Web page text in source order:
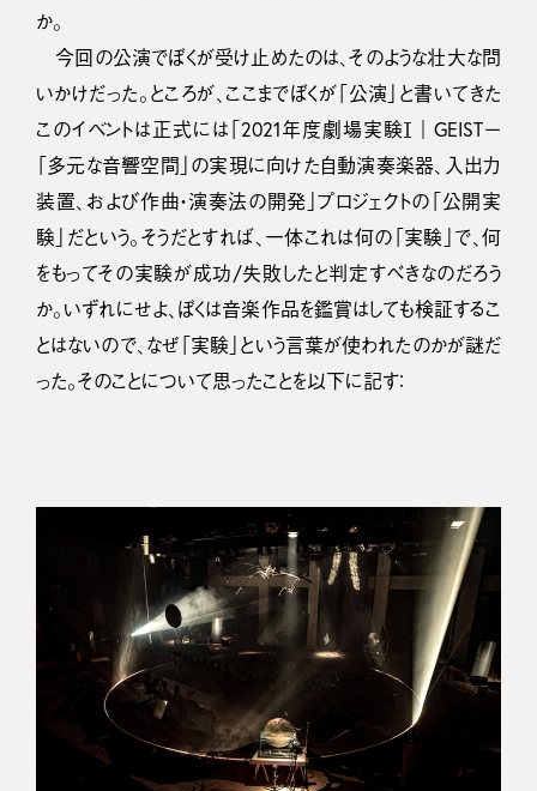
か。
今回の公演でぼくが受け止めたのは、そのような壮大な問
いかけだった。ところが、ここまでぼくが「公演」と書いてきた
このイベントは正式には「2021年度劇場実験Ⅰ｜GEISTー
「多元な音響空間」の実現に向けた自動演奏楽器、入出力
装置、および作曲・演奏法の開発」プロジェクトの「公開実
験」だという。そうだとすれば、一体これは何の「実験」で、何
をもってその実験が成功/失敗したと判定すべきなのだろう
か。いずれにせよ、ぼくは音楽作品を鑑賞はしても検証するこ
とはないので、なぜ「実験」という言葉が使われたのかが謎だ
った。そのことについて思ったことを以下に記す：